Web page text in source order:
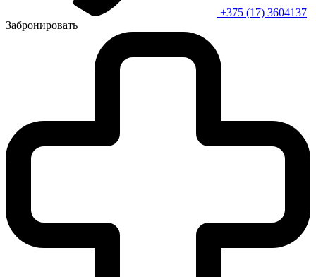
+375 (17) 3604137
Забронировать